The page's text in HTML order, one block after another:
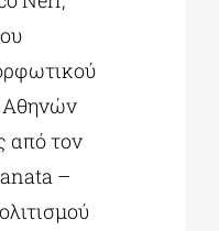
Aθηνών
από τον
–